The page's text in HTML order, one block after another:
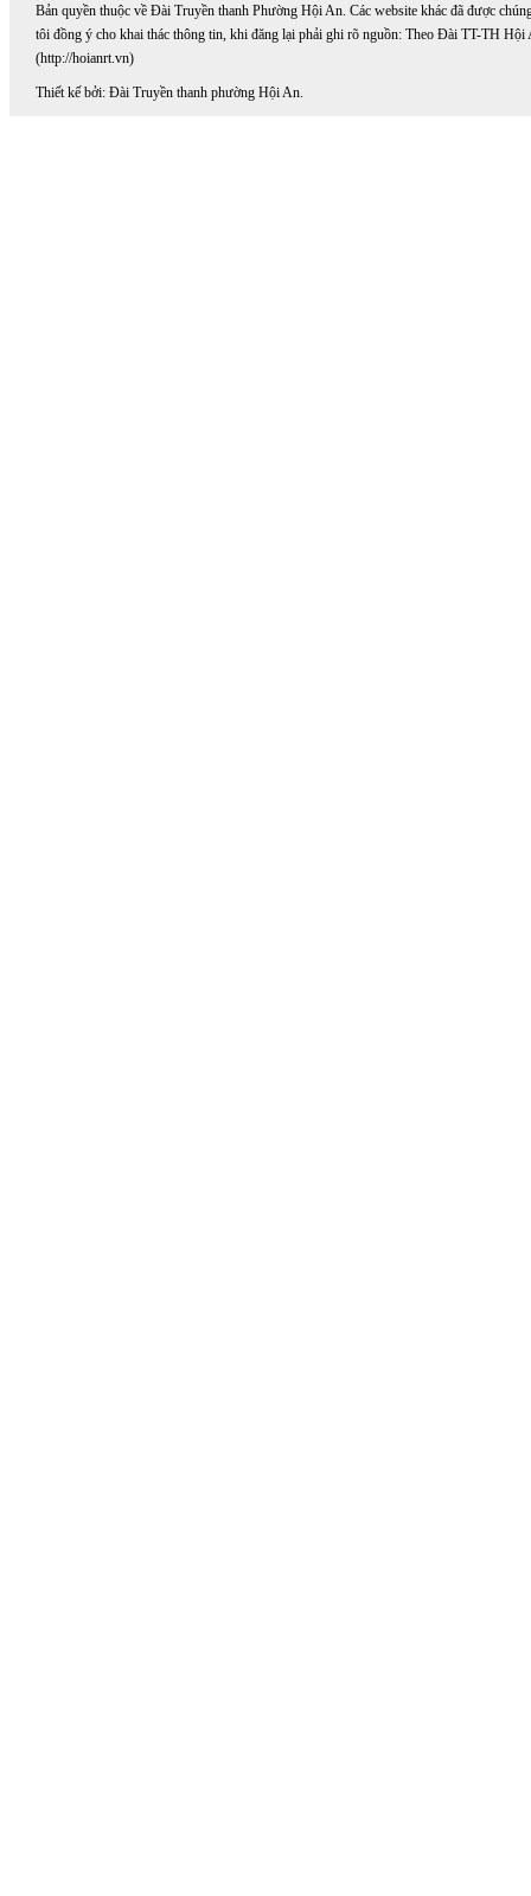
Bản quyền thuộc về Đài Truyền thanh Phường Hội An. Các website khác đã được
tôi đồng ý cho khai thác thông tin, khi đăng lại phải ghi rõ nguồn: Theo Đài TT-TH Hội
(http://hoianrt.vn)
Thiết kế bởi: Đài Truyền thanh phường Hội An.